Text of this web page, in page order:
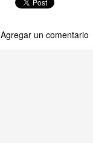
Agregar un comentario